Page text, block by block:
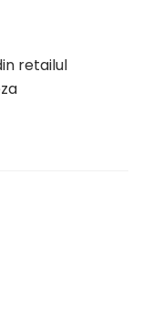
retailul